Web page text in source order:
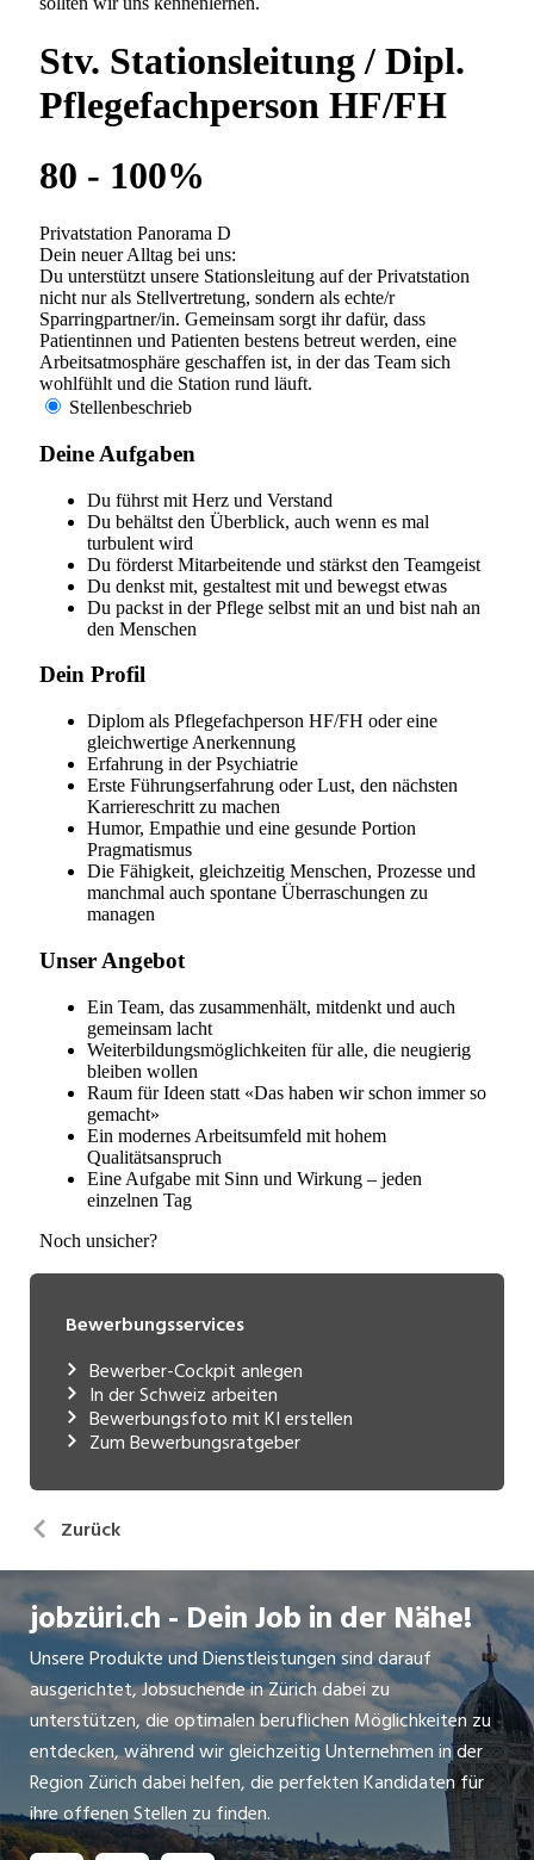
familienfreundliche Arbeitsmodelle sowie attraktive
Aus- und Fortbildungsmöglichkeiten sehr wichtig. Wir
sind Ausbildungsklinik für Assistenzärzte (A1-Kliniken),
dipl. Pflegefachpersonen HF, Fachangestellte
diverser Berufe und weisen eine enge universitäre
Bewerbungsservices
Bewerber-Cockpit anlegen
In der Schweiz arbeiten
Bewerbungsfoto mit KI erstellen
Zum Bewerbungsratgeber
Zurück
jobzüri.ch - Dein Job in der Nähe!
Unsere Produkte und Dienstleistungen sind darauf
ausgerichtet, Jobsuchende in Zürich dabei zu
unterstützen, die optimalen beruflichen Möglichkeiten zu
entdecken, während wir gleichzeitig Unternehmen in der
Region Zürich dabei helfen, die perfekten Kandidaten für
ihre offenen Stellen zu finden.